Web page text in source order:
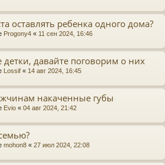
оставлять ребенка одного дома?
Progony4 « 11 сен 2024, 16:46
давайте поговорим о них
Lossif « 14 авг 2024, 16:45
накаченные губы
Evio « 04 авг 2024, 21:42
mohon8 « 27 июл 2024, 22:08